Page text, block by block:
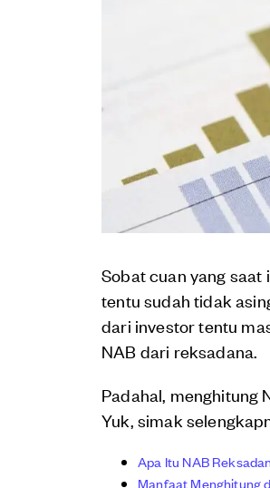
Sobat cuan yang
tentu sudah tidak
dari investor tentu
NAB dari reksadana.
Padahal, menghitung
Yuk, simak
Apa Itu NAB
Manfaat Menghitung